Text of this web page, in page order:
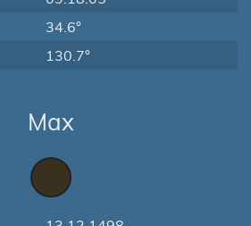
34.6°
130.7°
Max